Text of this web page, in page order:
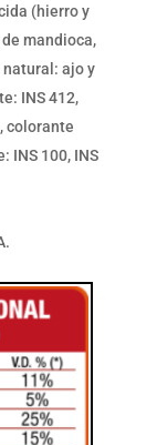
(hierro y
mandioca,
ajo y
INS 412,
colorante
INS 100, INS